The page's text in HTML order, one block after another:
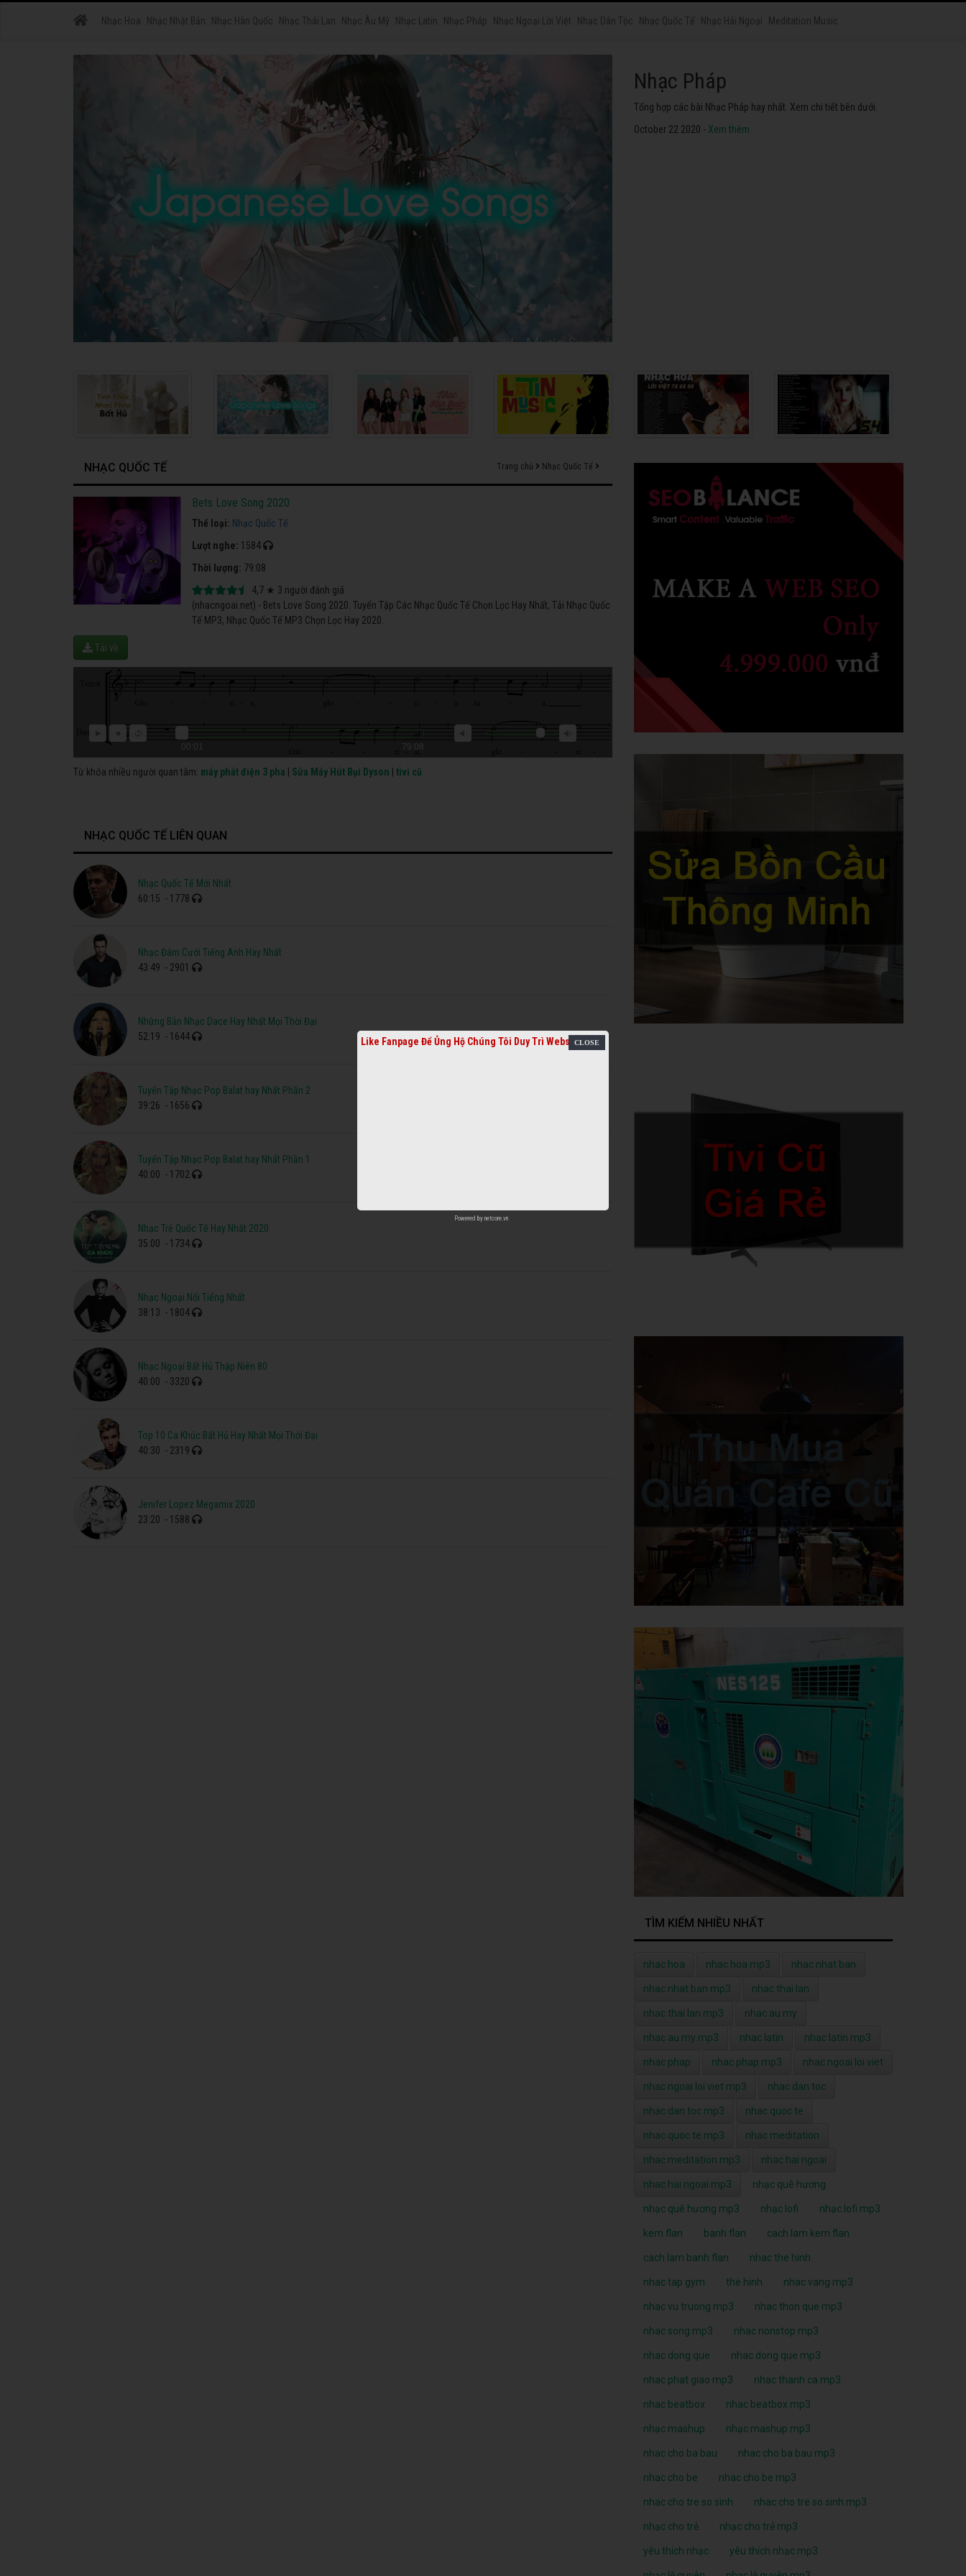
Nhạc Hoa Nhạc Nhật Bản Nhạc Hàn Quốc Nhạc Thái Lan Nhạc Âu Mỹ Nhạc Latin Nhạc Pháp Nhạc Ngoại Lời Việt Nhạc Dân Tộc Nhạc Quốc Tế Nhạc Hải Ngoại Meditation Music
Nhạc Nhật Bản
Tuyển tập các bài Nhạc Nhật Bản hay nhất. Không thể không
NHẠC QUỐC TẾ Trang chủ Nhạc Quốc Tế
Bets Love Song 2020
Thể loại: Nhạc Quốc Tế
Lượt nghe: 1584
Thời lượng: 79:08
4,7 ★ 3 người đánh giá
(nhacngoai.net) - Bets Love Song 2020. Tuyển Tập Các Nhạc Quốc Tế Chọn Lọc Hay Nhất, Tải Nhạc Quốc
Tế MP3, Nhạc Quốc Tế MP3 Chọn Lọc Hay 2020.
Tải về
00:01 79:08
Từ khóa nhiều người quan tâm: máy phát điện 3 pha Sửa Máy Hút Bụi Dyson tivi cũ
NHẠC QUỐC TẾ LIÊN QUAN
Nhạc Quốc Tế Mới Nhất
60:15 - 1778
Nhạc Đám Cưới Tiếng Anh Hay Nhất
43:49 - 2901
Những Bản Nhạc Dace Hay Nhất Mọi Thời Đại
52:19 - 1644
Tuyển Tập Nhạc Pop Balat hay Nhất Phần 2
39:26 - 1656
Tuyển Tập Nhạc Pop Balat hay Nhất Phần 1
40:00 - 1702
Nhạc Trẻ Quốc Tế Hay Nhất 2020
35:00 - 1734
Nhạc Ngoại Nổi Tiếng Nhất
38:13 - 1804
Nhạc Ngoại Bất Hủ Thập Niên 80
40:00 - 3320
Top 10 Ca Khúc Bất Hủ Hay Nhất Mọi Thời Đại
40:30 - 2319
Jenifer Lopez Megamix 2020
23:20 - 1588
TÌM KIẾM NHIỀU NHẤT
nhac hoa nhac hoa mp3 nhac nhat ban
nhac nhat ban mp3 nhac thai lan
nhac thai lan mp3 nhac au my
nhac au my mp3 nhac latin nhac latin mp3
nhac phap nhac phap mp3 nhac ngoai loi viet
nhac ngoai loi viet mp3 nhac dan toc
nhac dan toc mp3 nhac quoc te
nhac quoc te mp3 nhac meditation
nhac meditation mp3 nhac hai ngoai
nhac hai ngoai mp3 nhạc quê hương
nhạc quê hương mp3 nhạc lofi nhạc lofi mp3
kem flan banh flan cach lam kem flan
cach lam banh flan nhac the hinh
nhac tap gym the hinh nhac vang mp3
nhac vu truong mp3 nhac thon que mp3
nhac song mp3 nhac nonstop mp3
nhac dong que nhac dong que mp3
nhac phat giao mp3 nhac thanh ca mp3
nhac beatbox nhac beatbox mp3
nhạc mashup nhạc mashup mp3
nhac cho ba bau nhac cho ba bau mp3
nhac cho be nhac cho be mp3
nhac cho tre so sinh nhac cho tre so sinh mp3
nhạc cho trẻ nhạc cho trẻ mp3
yêu thích nhạc yêu thích nhạc mp3
Like Fanpage Để Ủng Hộ Chúng Tôi Duy Trì Website
Powered by netcore.vn